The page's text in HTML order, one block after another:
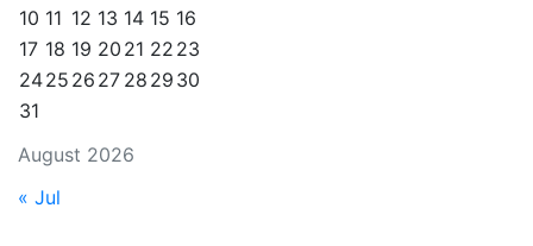
August 2026
10 11 12 13 14 15 16
17 18 19 20 21 22 23
2425 26 27 28 29 30
31
« Jul